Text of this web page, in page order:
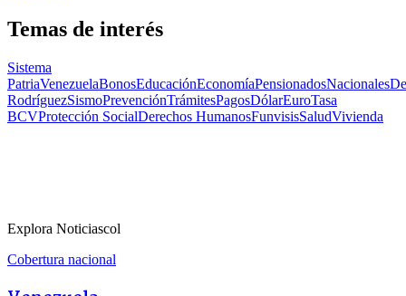
Temas de interés
Sistema
PatriaVenezuelaBonosEducaciónEconomíaPensionadosNacionales
RodríguezSismoPrevenciónTrámitesPagosDólarEuroTasa
BCVProtección SocialDerechos HumanosFunvisisSaludVivienda
Explora Noticiascol
Cobertura nacional